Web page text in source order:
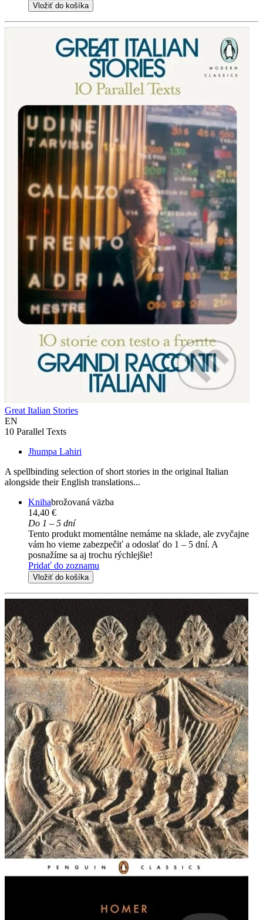
Vložiť do košíka
Great Italian Stories
EN
10 Parallel Texts
Jhumpa Lahiri
A spellbinding selection of short stories in the original Italian
alongside their English translations...
Knihabrožovaná väzba
14,40 €
Do 1 – 5 dní
Tento produkt momentálne nemáme na sklade, ale zvyčajne
vám ho vieme zabezpečiť a odoslať do 1 – 5 dní. A
posnažíme sa aj trochu rýchlejšie!
Pridať do zoznamu
Vložiť do košíka